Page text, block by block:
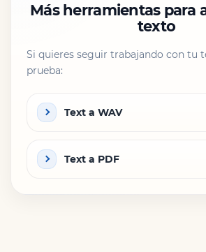
Más herramientas para
texto
Si quieres seguir trabajando con tu
prueba:
Text a WAV
Text a PDF